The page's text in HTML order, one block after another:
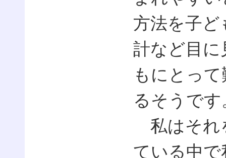
方法を子
計など目
もにとっ
るそうです
私はそれ
ている中